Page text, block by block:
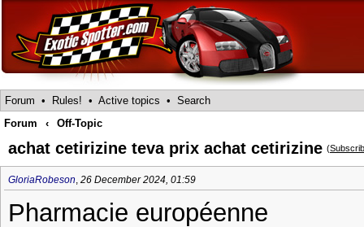
Forum • Rules! • Active topics • Search
Forum
‹ Off-Topic
achat cetirizine teva prix achat cetirizine (
GloriaRobeson, 26 December 2024, 01:59
Pharmacie européenne